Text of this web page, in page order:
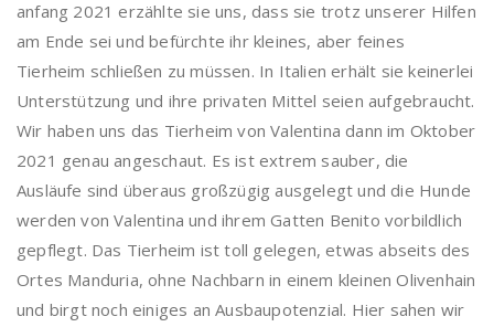
anfang 2021 erzählte sie uns, dass sie trotz unserer Hilfen
am Ende sei und befürchte ihr kleines, aber feines
Tierheim schließen zu müssen. In Italien erhält sie keinerlei
Unterstützung und ihre privaten Mittel seien aufgebraucht.
Wir haben uns das Tierheim von Valentina dann im Oktober
2021 genau angeschaut. Es ist extrem sauber, die
Ausläufe sind überaus großzügig ausgelegt und die Hunde
werden von Valentina und ihrem Gatten Benito vorbildlich
gepflegt. Das Tierheim ist toll gelegen, etwas abseits des
Ortes Manduria, ohne Nachbarn in einem kleinen Olivenhain
und birgt noch einiges an Ausbaupotenzial. Hier sahen wir